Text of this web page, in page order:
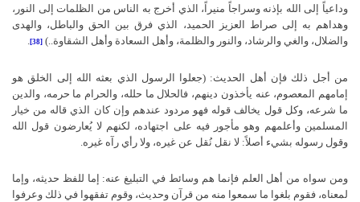
وداعياً إلى الله بإذنه وسراجاً منيراً، الذي أخرج به الناس من الظلمات إلى النور،
وهداهم به إلى صراط العزيز الحميد، الذي فرق بين الحق والباطل، والهدى
والضلال، والغي والرشاد، والنور والظلمة، وأهل السعادة وأهل الشقاوة..) [38]
.
من أجل ذلك فإن أهل الحديث: (جعلوا الرسول الذي بعثه الله إلى الخلق هو
إمامهم المعصوم، عنه يأخذون دينهم، فالحلال ما حلله، والحرام ما حرمه، والدين
ما شرعه، وكل قول يخالف قوله فهو مردود عندهم وإن كان الذي قاله من خيار
المسلمين وأعلمهم وهو مأجور فيه على اجتهاده، لكنهم لا يُعارضون قول الله
وقول رسوله بشيء أصلاً: لا نقل نُقل عن غيره، ولا رأي رآه غيره.
ومن سواه من أهل العلم فإنما هم وسائط في التبليغ عنه: إما للفظ حديثه، وإما
لمعناه، فقوم بلغوا ما سمعوا منه من قرآن وحديث، وقوم تفقهوا في ذلك وعرفوا